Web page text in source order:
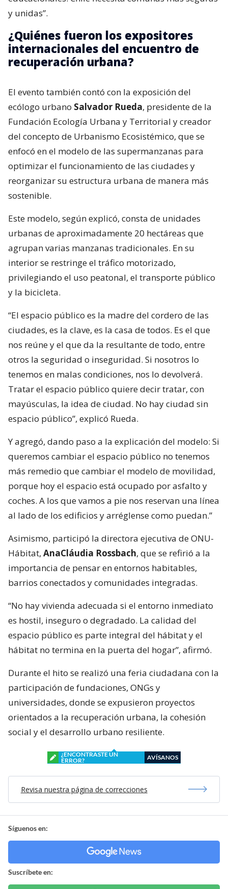
y unidas”.
¿Quiénes fueron los expositores
internacionales del encuentro de
recuperación urbana?
El evento también contó con la exposición del
ecólogo urbano Salvador Rueda, presidente de la
Fundación Ecología Urbana y Territorial y creador
del concepto de Urbanismo Ecosistémico, que se
enfocó en el modelo de las supermanzanas para
optimizar el funcionamiento de las ciudades y
reorganizar su estructura urbana de manera más
sostenible.
Este modelo, según explicó, consta de unidades
urbanas de aproximadamente 20 hectáreas que
agrupan varias manzanas tradicionales. En su
interior se restringe el tráfico motorizado,
privilegiando el uso peatonal, el transporte público
y la bicicleta.
“El espacio público es la madre del cordero de las
ciudades, es la clave, es la casa de todos. Es el que
nos reúne y el que da la resultante de todo, entre
otros la seguridad o inseguridad. Si nosotros lo
tenemos en malas condiciones, nos lo devolverá.
Tratar el espacio público quiere decir tratar, con
mayúsculas, la idea de ciudad. No hay ciudad sin
espacio público”, explicó Rueda.
Y agregó, dando paso a la explicación del modelo: Si
queremos cambiar el espacio público no tenemos
más remedio que cambiar el modelo de movilidad,
porque hoy el espacio está ocupado por asfalto y
coches. A los que vamos a pie nos reservan una línea
al lado de los edificios y arréglense como puedan.”
Asimismo, participó la directora ejecutiva de ONU-
Hábitat, AnaCláudia Rossbach, que se refirió a la
importancia de pensar en entornos habitables,
barrios conectados y comunidades integradas.
“No hay vivienda adecuada si el entorno inmediato
es hostil, inseguro o degradado. La calidad del
espacio público es parte integral del hábitat y el
hábitat no termina en la puerta del hogar”, afirmó.
Durante el hito se realizó una feria ciudadana con la
participación de fundaciones, ONGs y
universidades, donde se expusieron proyectos
orientados a la recuperación urbana, la cohesión
social y el desarrollo urbano resiliente.
¿ENCONTRASTE UN
ERROR?
AVÍSANOS
Revisa nuestra página de correcciones
Síguenos en:
Suscríbete en: